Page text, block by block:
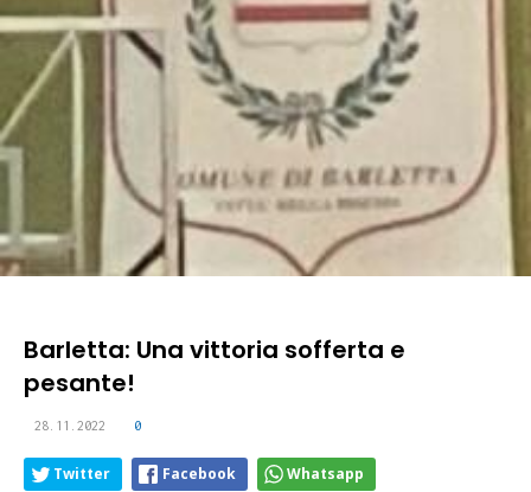
Barletta: Una vittoria sofferta e
pesante!
28.11.2022 0
Twitter Facebook Whatsapp